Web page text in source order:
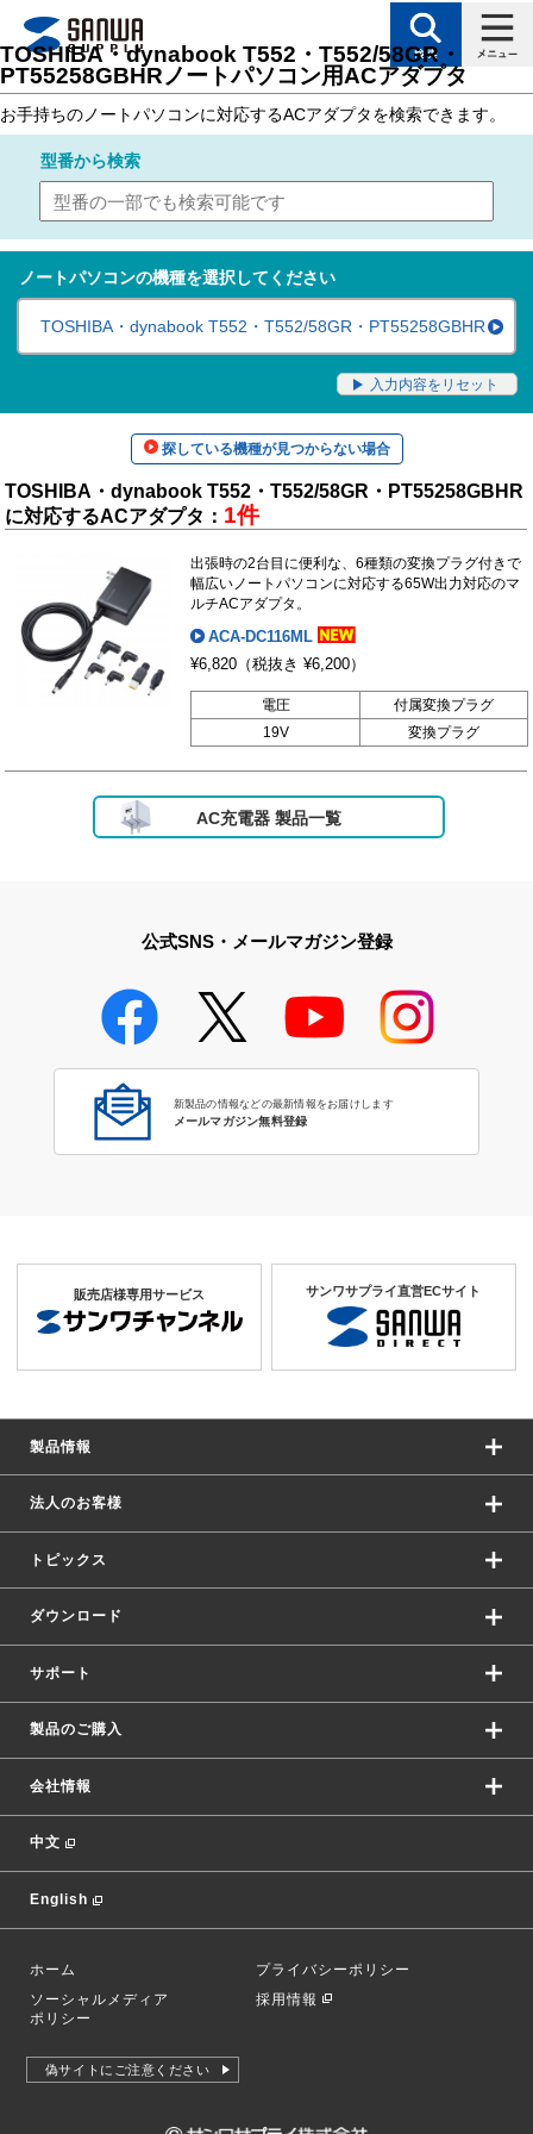
トップページ>サポート > ノートパソコン用
TOSHIBA・dynabook T552・T552/58GR・
PT55258GBHRノートパソコン用ACアダプタ
お手持ちのノートパソコンに対応するACアダプタを検索できます。
型番から検索
ノートパソコンの機種を選択してください
TOSHIBA・dynabook T552・T552/58GR・PT55258GBHR
入力内容をリセット
探している機種が見つからない場合
TOSHIBA・dynabook T552・T552/58GR・PT55258GBHR
に対応するACアダプタ： 1件
出張時の2台目に便利な、6種類の変換プラグ付きで
幅広いノートパソコンに対応する65W出力対応のマ
ルチACアダプタ。
ACA-DC116ML
¥6,820 （税抜き ¥6,200）
電圧
付属変換プラグ
19V
変換プラグ
AC充電器 製品一覧
公式SNS・メールマガジン登録
新製品の情報などの最新情報をお届けします
メールマガジン無料登録
販売店様専用サービス サンワサプライ直営ECサイト
製品情報
法人のお客様
トピックス
ダウンロード
サポート
製品のご購入
会社情報
中文
English
ホーム プライバシーポリシー
ソーシャルメディア
ポリシー
採用情報
偽サイトにご注意ください